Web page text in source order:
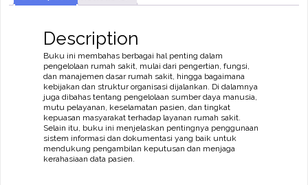
Description
Buku ini membahas berbagai hal penting dalam
pengelolaan rumah sakit, mulai dari pengertian, fungsi,
dan manajemen dasar rumah sakit, hingga bagaimana
kebijakan dan struktur organisasi dijalankan. Di dalamnya
juga dibahas tentang pengelolaan sumber daya manusia,
mutu pelayanan, keselamatan pasien, dan tingkat
kepuasan masyarakat terhadap layanan rumah sakit.
Selain itu, buku ini menjelaskan pentingnya penggunaan
sistem informasi dan dokumentasi yang baik untuk
mendukung pengambilan keputusan dan menjaga
kerahasiaan data pasien.